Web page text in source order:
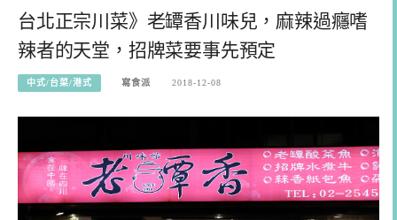
台北正宗川菜》老罈香川味兒，麻辣過癮嗜
辣者的天堂，招牌菜要事先預定
中式/台菜/港式 寫食派 2018-12-08